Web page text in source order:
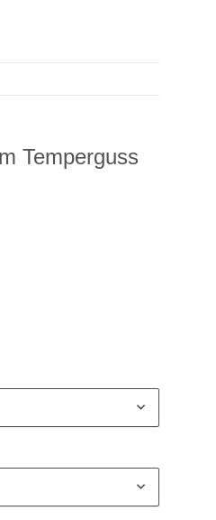
Temperguss